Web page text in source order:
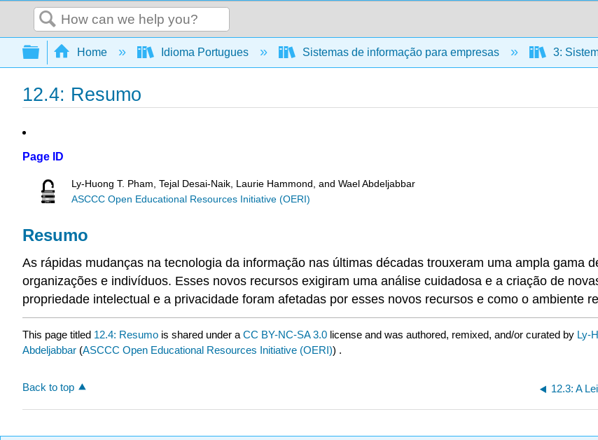
Search
Expand/collapse global hierarchy
Home Idioma Portugues Sistemas de informação para empresas 3:
12.4: Resumo
Page ID
Ly-Huong T. Pham, Tejal Desai-Naik, Laurie Hammond, and Wael Abdeljabbar
ASCCC Open Educational Resources Initiative (OERI)
Resumo
As rápidas mudanças na tecnologia da informação nas últimas décadas trouxeram uma ampla gama
organizações e indivíduos. Esses novos recursos exigiram uma análise cuidadosa e a criação de
propriedade intelectual e a privacidade foram afetadas por esses novos recursos e como o ambiente
This page titled 12.4: Resumo is shared under a CC BY-NC-SA 3.0 license and was authored, remixed, and/or curated by Ly-
Abdeljabbar (ASCCC Open Educational Resources Initiative (OERI)) .
Back to top 12.3: A